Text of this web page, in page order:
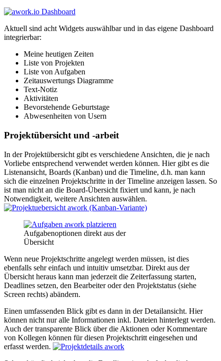
Aktuell sind acht Widgets auswählbar und in das eigene Dashboard
integrierbar:
Meine heutigen Zeiten
Liste von Projekten
Liste von Aufgaben
Zeitauswertungs Diagramme
Text-Notiz
Aktivitäten
Bevorstehende Geburtstage
Abwesenheiten von Usern
Projektübersicht und -arbeit
In der Projektübersicht gibt es verschiedene Ansichten, die je nach
Vorliebe entsprechend verwendet werden können. Hier gibt es die
Listenansicht, Boards (Kanban) und die Timeline, d.h. man kann
sich die einzelnen Projektschritte in der Timeline anzeigen lassen. So
ist man nicht an die Board-Übersicht fixiert und kann, je nach
Notwendigkeit, weitere Ansichten auswählen.
Aufgabenoptionen direkt aus der
Übersicht
Wenn neue Projektschritte angelegt werden müssen, ist dies
ebenfalls sehr einfach und intuitiv umsetzbar. Direkt aus der
Übersicht heraus kann man jederzeit die Zeiterfassung starten,
Deadlines setzen, den Bearbeiter oder den Projektstatus (siehe
Screen rechts) abändern.
Einen umfassenden Blick gibt es dann in der Detailansicht. Hier
können nicht nur alle Informationen inkl. Dateien hinterlegt werden.
Auch der transparente Blick über die Aktionen oder Kommentare
von Kollegen können für diesen Projektschritt eingesehen und
erfasst werden.